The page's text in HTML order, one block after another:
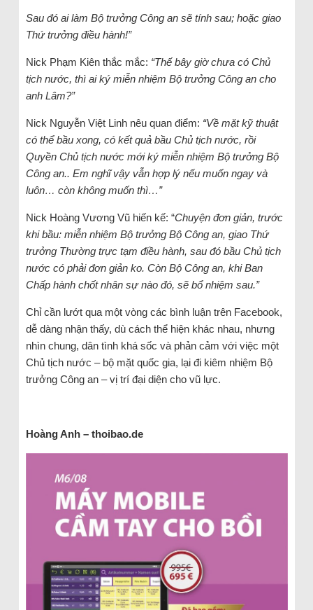
Sau đó ai làm Bộ trưởng Công an sẽ tính sau; hoặc giao
Thứ trưởng điều hành!”
Nick Phạm Kiên thắc mắc: “Thế bây giờ chưa có Chủ
tịch nước, thì ai ký miễn nhiệm Bộ trưởng Công an cho
anh Lâm?”
Nick Nguyễn Việt Linh nêu quan điểm: “Về mặt kỹ thuật
có thể bầu xong, có kết quả bầu Chủ tịch nước, rồi
Quyền Chủ tịch nước mới ký miễn nhiệm Bộ trưởng Bộ
Công an.. Em nghĩ vậy vẫn hợp lý nếu muốn ngay và
luôn… còn không muốn thì…”
Nick Hoàng Vương Vũ hiến kế: “Chuyện đơn giản, trước
khi bầu: miễn nhiệm Bộ trưởng Bộ Công an, giao Thứ
trưởng Thường trực tạm điều hành, sau đó bầu Chủ tịch
nước có phải đơn giản ko. Còn Bộ Công an, khi Ban
Chấp hành chốt nhân sự nào đó, sẽ bổ nhiệm sau.”
Chỉ cần lướt qua một vòng các bình luận trên Facebook,
dễ dàng nhận thấy, dù cách thể hiện khác nhau, nhưng
nhìn chung, dân tình khá sốc và phản cảm với việc một
Chủ tịch nước – bộ mặt quốc gia, lại đi kiêm nhiệm Bộ
trưởng Công an – vị trí đại diện cho vũ lực.
Hoàng Anh – thoibao.de